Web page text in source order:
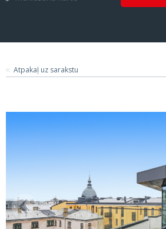
Atpakaļ uz sarakstu